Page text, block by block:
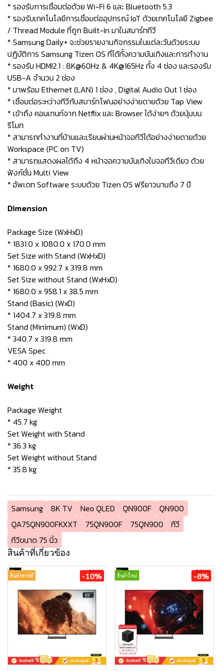
* รองรับการเชื่อมต่อด้วย Wi-Fi 6 และ Bluetooth 5.3
* รองรับเทคโนโลยีการเชื่อมต่ออุปกรณ์ IoT ด้วยเทคโนโลยี Zigbee
/ Thread Module ที่ถูก Built-In มาในสมาร์ททีวี
* Samsung Daily+ จะช่วยรายงานกิจกรรมในแต่ละวันด้วยระบบ
ปฏิบัติการ Samsung Tizen OS ที่ได้ทั้งความบันเทิงและการทำงาน
* รองรับ HDMI2.1 : 8K@60Hz & 4K@165Hz ทั้ง 4 ช่อง และรองรับ
USB-A จำนวน 2 ช่อง
* มาพร้อม Ethernet (LAN) 1 ช่อง , Digital Audio Out 1 ช่อง
* เชื่อมต่อระหว่างทีวีกับสมาร์ทโฟนอย่างง่ายดายด้วย Tap View
* เข้าถึง คอนเทนท์จาก Netflix และ Browser ได้ง่ายๆ ด้วยปุ่มบน
รีโมท
* สามารถทำงานที่บ้านและเรียนผ่านหน้าจอทีวีได้อย่างง่ายดายด้วย
Workspace (PC on TV)
* สามารถแสดงผลได้ถึง 4 หน้าจอความบันเทิงในจอทีวีเดียว ด้วย
ฟังก์ชั่น Multi View
* อัพเดท Software ระบบด้วย Tizen OS ฟรียาวนานถึง 7 ปี
Dimension
Package Size (WxHxD)
* 1831.0 x 1080.0 x 170.0 mm
Set Size with Stand (WxHxD)
* 1680.0 x 992.7 x 319.8 mm
Set Size without Stand (WxHxD)
* 1680.0 x 958.1 x 38.5 mm
Stand (Basic) (WxD)
* 1404.7 x 319.8 mm
Stand (Minimum) (WxD)
* 340.7 x 319.8 mm
VESA Spec
* 400 x 400 mm
Weight
Package Weight
* 45.7 kg
Set Weight with Stand
* 36.3 kg
Set Weight without Stand
* 35.8 kg
Samsung 8K TV Neo QLED QN900F
QN900
QA75QN900FKXXT
75QN900F 75QN900
ทีวี
ทีวีขนาด 75 นิ้ว
สินค้าที่เกี่ยวข้อง
สินค้าขายดี -10% สินค้าใหม่ -8%